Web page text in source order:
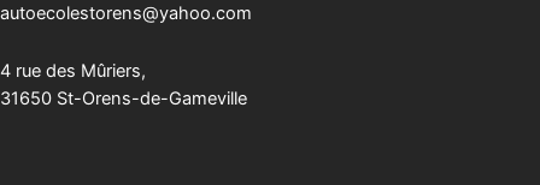
autoecolestorens@yahoo.com
4 rue des Mûriers,
31650 St-Orens-de-Gameville